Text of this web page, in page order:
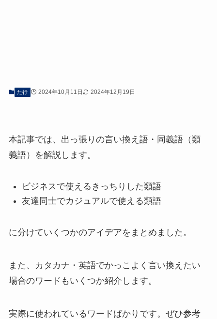
た行 2024年10月11日 2024年12月19日
本記事では、出っ張りの言い換え語・同義語（類
義語）を解説します。
ビジネスで使えるきっちりした類語
友達同士でカジュアルで使える類語
に分けていくつかのアイデアをまとめました。
また、カタカナ・英語でかっこよく言い換えたい
場合のワードもいくつか紹介します。
実際に使われているワードばかりです。ぜひ参考